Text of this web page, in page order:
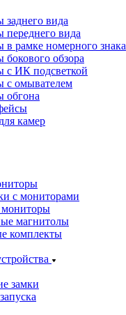
вида
переднего вида
в рамке номерного знака
обзора
с ИК подсветкой
с омывателем
обгона
камер
с мониторами
магнитолы
комплекты
замки